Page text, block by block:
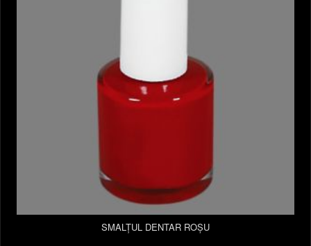
SMALȚUL DENTAR ROȘU